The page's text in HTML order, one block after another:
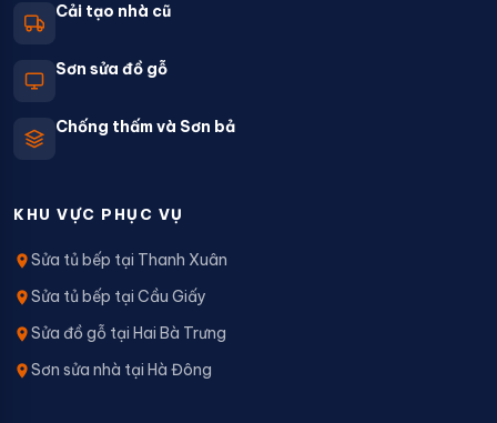
Cải tạo nhà cũ
Sơn sửa đồ gỗ
Chống thấm và Sơn bả
KHU VỰC PHỤC VỤ
Sửa tủ bếp tại Thanh Xuân
Sửa tủ bếp tại Cầu Giấy
Sửa đồ gỗ tại Hai Bà Trưng
Sơn sửa nhà tại Hà Đông